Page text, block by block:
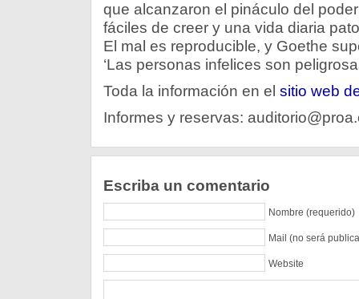
que alcanzaron el pináculo del
fáciles de creer y una vida diaria
El mal es reproducible, y Goethe
‘Las personas infelices son
Toda la información en el sitio web
Informes y reservas:
Escriba un comentario
Nombre (requerido)
Mail (no será
Website